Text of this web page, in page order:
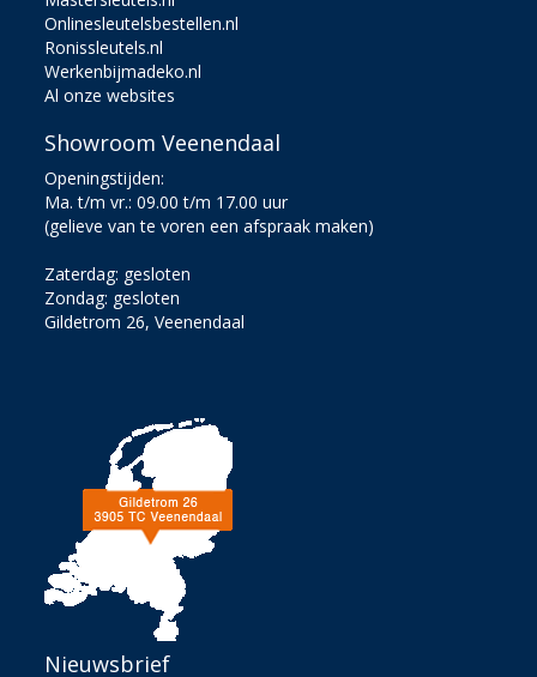
Onlinesleutelsbestellen.nl
Ronissleutels.nl
Werkenbijmadeko.nl
Al onze websites
Showroom Veenendaal
Openingstijden:
Ma. t/m vr.: 09.00 t/m 17.00 uur
(gelieve van te voren een afspraak maken)
Zaterdag: gesloten
Zondag: gesloten
Gildetrom 26, Veenendaal
Nieuwsbrief